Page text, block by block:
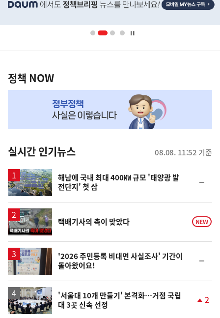
단
영
책
NOW,
뉴
스
정책 NOW
실시간 인기뉴스 08.08. 11:52 기준
해남에 국내 최대 400㎿ 규모 '태양광 발
전단지' 첫 삽
일
영
상
택배기사의 촉이 맞았다 NEW
'2026 주민등록 비대면 사실조사' 기간이
돌아왔어요!
일
'서울대 10개 만들기' 본격화…거점 국립
대 3곳 신속 선정
2